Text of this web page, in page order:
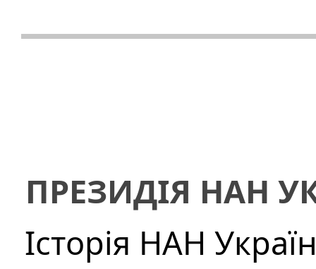
ПРЕЗИДІЯ НАН
Історія НАН